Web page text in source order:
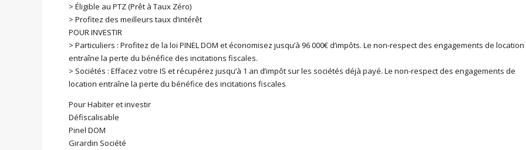
> Éligible au PTZ (Prêt à Taux Zéro)
> Profitez des meilleurs taux d’intérêt
POUR INVESTIR
> Particuliers : Profitez de la loi PINEL DOM et économisez jusqu’à 96 000€ d’impôts. Le non-respect des engagements de location
entraîne la perte du bénéfice des incitations fiscales.
> Sociétés : Effacez votre IS et récupérez jusqu’à 1 an d’impôt sur les sociétés déjà payé. Le non-respect des engagements de
location entraîne la perte du bénéfice des incitations fiscales
Pour Habiter et investir
Défiscalisable
Pinel DOM
Girardin Société